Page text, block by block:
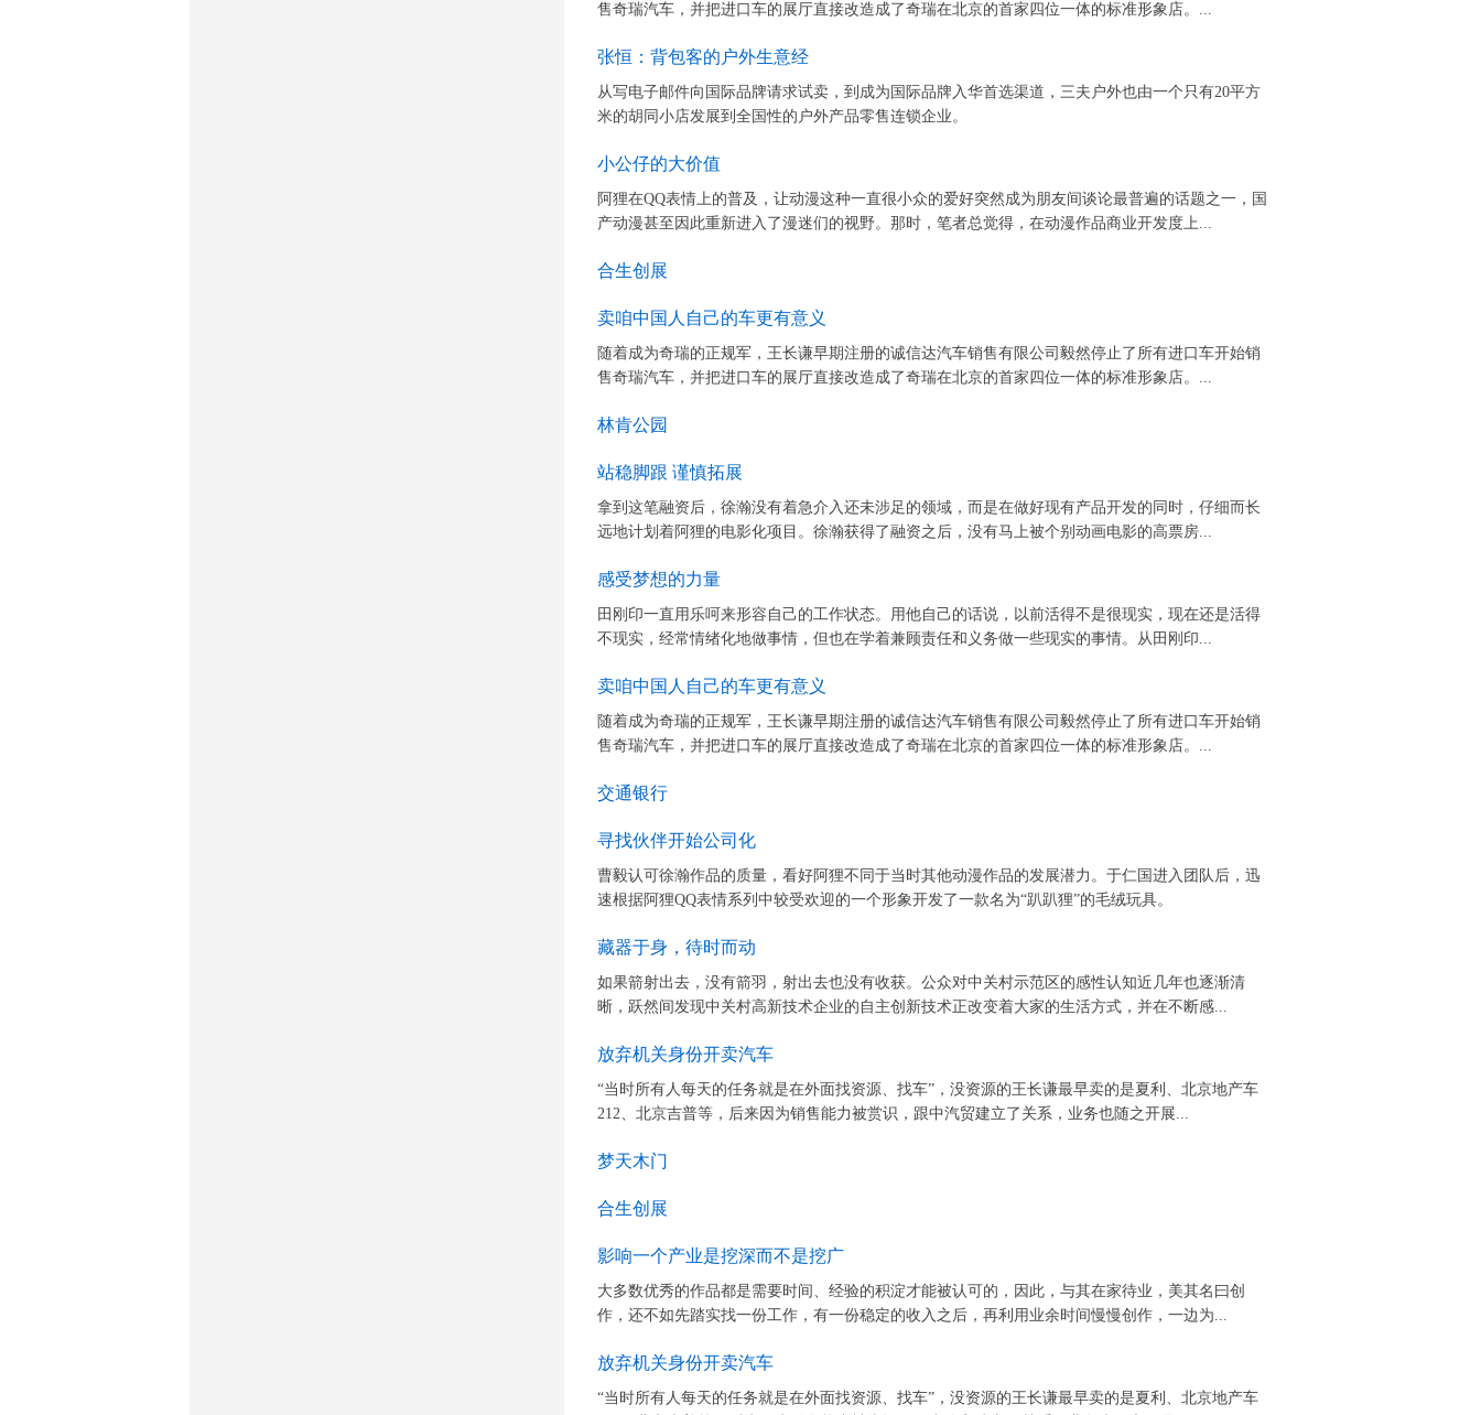
售奇瑞汽车，并把进口车的展厅直接改造成了奇瑞在北京的首家四位一体的标准形象店。...
张恒：背包客的户外生意经
从写电子邮件向国际品牌请求试卖，到成为国际品牌入华首选渠道，三夫户外也由一个只有20平方
米的胡同小店发展到全国性的户外产品零售连锁企业。
小公仔的大价值
阿狸在QQ表情上的普及，让动漫这种一直很小众的爱好突然成为朋友间谈论最普遍的话题之一，国
产动漫甚至因此重新进入了漫迷们的视野。那时，笔者总觉得，在动漫作品商业开发度上...
合生创展
卖咱中国人自己的车更有意义
随着成为奇瑞的正规军，王长谦早期注册的诚信达汽车销售有限公司毅然停止了所有进口车开始销
售奇瑞汽车，并把进口车的展厅直接改造成了奇瑞在北京的首家四位一体的标准形象店。...
林肯公园
站稳脚跟 谨慎拓展
拿到这笔融资后，徐瀚没有着急介入还未涉足的领域，而是在做好现有产品开发的同时，仔细而长
远地计划着阿狸的电影化项目。徐瀚获得了融资之后，没有马上被个别动画电影的高票房...
感受梦想的力量
田刚印一直用乐呵来形容自己的工作状态。用他自己的话说，以前活得不是很现实，现在还是活得
不现实，经常情绪化地做事情，但也在学着兼顾责任和义务做一些现实的事情。从田刚印...
卖咱中国人自己的车更有意义
随着成为奇瑞的正规军，王长谦早期注册的诚信达汽车销售有限公司毅然停止了所有进口车开始销
售奇瑞汽车，并把进口车的展厅直接改造成了奇瑞在北京的首家四位一体的标准形象店。...
交通银行
寻找伙伴开始公司化
曹毅认可徐瀚作品的质量，看好阿狸不同于当时其他动漫作品的发展潜力。于仁国进入团队后，迅
速根据阿狸QQ表情系列中较受欢迎的一个形象开发了一款名为“趴趴狸”的毛绒玩具。
藏器于身，待时而动
如果箭射出去，没有箭羽，射出去也没有收获。公众对中关村示范区的感性认知近几年也逐渐清
晰，跃然间发现中关村高新技术企业的自主创新技术正改变着大家的生活方式，并在不断感...
放弃机关身份开卖汽车
“当时所有人每天的任务就是在外面找资源、找车”，没资源的王长谦最早卖的是夏利、北京地产车
212、北京吉普等，后来因为销售能力被赏识，跟中汽贸建立了关系，业务也随之开展...
梦天木门
合生创展
影响一个产业是挖深而不是挖广
大多数优秀的作品都是需要时间、经验的积淀才能被认可的，因此，与其在家待业，美其名曰创
作，还不如先踏实找一份工作，有一份稳定的收入之后，再利用业余时间慢慢创作，一边为...
放弃机关身份开卖汽车
“当时所有人每天的任务就是在外面找资源、找车”，没资源的王长谦最早卖的是夏利、北京地产车